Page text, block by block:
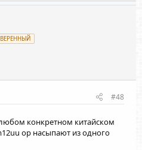
#48
конкретном китайском
op насыпают из одного